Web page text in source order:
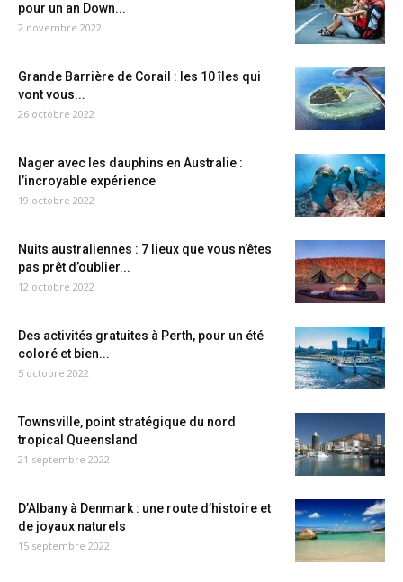
pour un an Down...
2 novembre 2022
Grande Barrière de Corail : les 10 îles qui
vont vous...
26 octobre 2022
Nager avec les dauphins en Australie :
l’incroyable expérience
19 octobre 2022
Nuits australiennes : 7 lieux que vous n’êtes
pas prêt d’oublier...
12 octobre 2022
Des activités gratuites à Perth, pour un été
coloré et bien...
5 octobre 2022
Townsville, point stratégique du nord
tropical Queensland
21 septembre 2022
D’Albany à Denmark : une route d’histoire et
de joyaux naturels
15 septembre 2022